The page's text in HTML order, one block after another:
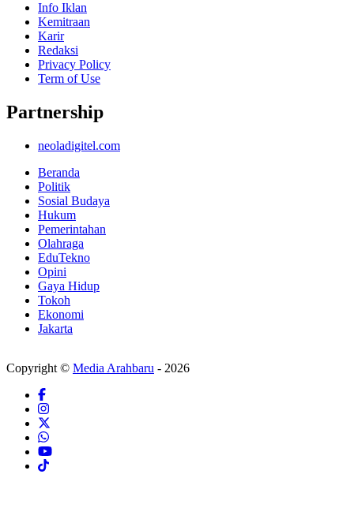
Info Iklan
Kemitraan
Karir
Redaksi
Privacy Policy
Term of Use
Partnership
neoladigitel.com
Beranda
Politik
Sosial Budaya
Hukum
Pemerintahan
Olahraga
EduTekno
Opini
Gaya Hidup
Tokoh
Ekonomi
Jakarta
Copyright © Media Arahbaru - 2026